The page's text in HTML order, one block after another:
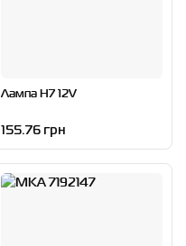
Лампа H7 12V
155.76 грн